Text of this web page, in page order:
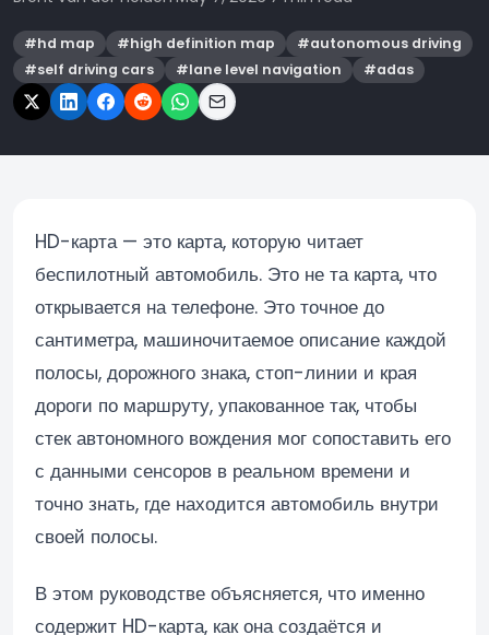
#hd map #high definition map #autonomous driving
#self driving cars #lane level navigation #adas
HD-карта — это карта, которую читает
беспилотный автомобиль. Это не та карта, что
открывается на телефоне. Это точное до
сантиметра, машиночитаемое описание каждой
полосы, дорожного знака, стоп-линии и края
дороги по маршруту, упакованное так, чтобы
стек автономного вождения мог сопоставить его
с данными сенсоров в реальном времени и
точно знать, где находится автомобиль внутри
своей полосы.
В этом руководстве объясняется, что именно
содержит HD-карта, как она создаётся и